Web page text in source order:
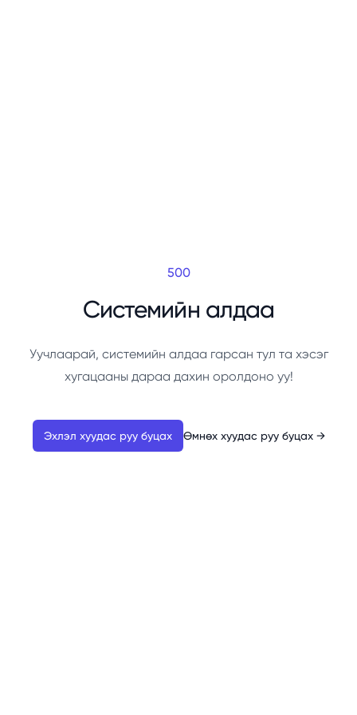
500
Системийн алдаа
Уучлаарай, системийн алдаа гарсан тул та хэсэг
хугацааны дараа дахин оролдоно уу!
Эхлэл хуудас руу буцах Өмнөх хуудас руу буцах →